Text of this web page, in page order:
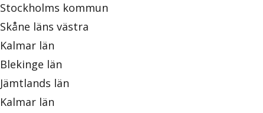
Stockholms kommun
Skåne läns västra
Kalmar län
Blekinge län
Jämtlands län
Kalmar län